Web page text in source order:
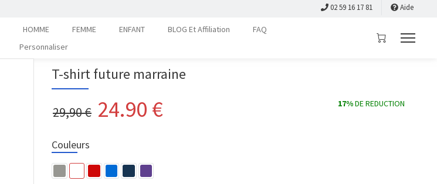
02 59 16 17 81 Aide
HOMME FEMME ENFANT BLOG Et Affiliation
FAQ
Personnaliser
T-shirt future marraine
29,90 € 24.90 € 17%DE REDUCTION
Couleurs